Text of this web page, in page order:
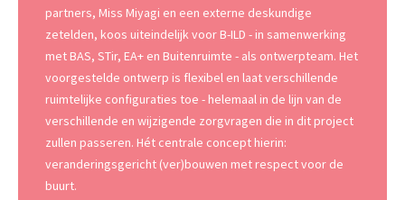
partners, Miss Miyagi en een externe deskundige
zetelden, koos uiteindelijk voor B-ILD - in samenwerking
met BAS, STir, EA+ en Buitenruimte - als ontwerpteam. Het
voorgestelde ontwerp is flexibel en laat verschillende
ruimtelijke configuraties toe - helemaal in de lijn van de
verschillende en wijzigende zorgvragen die in dit project
zullen passeren. Hét centrale concept hierin:
veranderingsgericht (ver)bouwen met respect voor de
buurt.